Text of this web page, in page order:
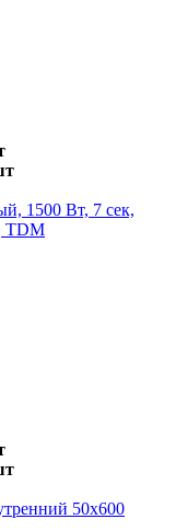
1500 Вт, 7 сек,
TDM
50х600